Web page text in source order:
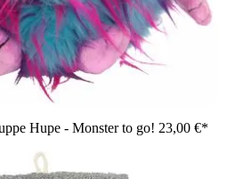
Hupe - Monster to go! 23,00 €*